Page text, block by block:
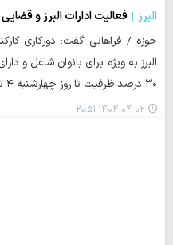
البرز
فعالیت ادارات البرز و قضایی با ۳۰ درصد ظرفیت
حوزه / فراهانی گفت: دورکاری
۳۰ درصد ظرفیت تا روز چهارشنبه ۴ تیرماه تصویب شد.
۱۴۰۴-۰۴-۰۲ ۲۰:۵۱